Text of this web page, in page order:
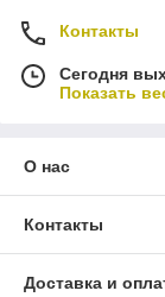
Контакты
Сегодня
Показать
О нас
Контакты
Доставка и